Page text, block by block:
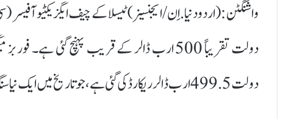
واشنگٹن :(اردودنیا.اِن/ایجنسیز)ٹیسلا کے چیف ایگزیکٹیو
دولت تقریباً 500 ارب ڈالر کے قریب پہنچ
دولت 499.5 ارب ڈالر ریکارڈ کی گئی ہے، جو تاریخ میں ایک نیا سنگ میل ہے۔